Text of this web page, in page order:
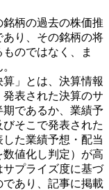
柄の過去の株価推
り、その銘柄の将
のではなく、ま
」とは、決算情報
表された決算のサ
であるか、業績予
そこで発表された
た業績予想・配当
値化し判定）が高
プライズ度に基づ
あり、記事に掲載